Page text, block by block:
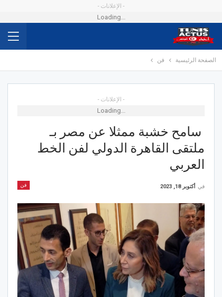
- الإعلانات -
Loading...
الصفحة الرئيسية فن
- الإعلانات -
Loading...
سامح خشبة ممثلا عن مصر بـ
ملتقى القاهرة الدولي لفن الخط
العربي
فن في أكتوبر 18, 2023